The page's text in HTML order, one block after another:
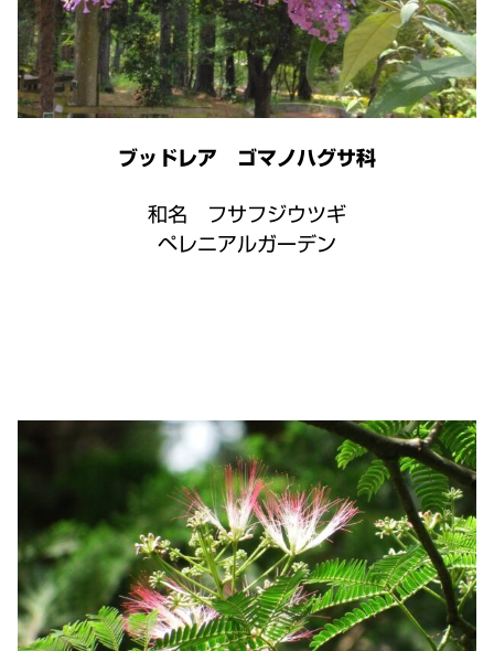
ブッドレア ゴマノハグサ科
和名 フサフジウツギ
ペレニアルガーデン